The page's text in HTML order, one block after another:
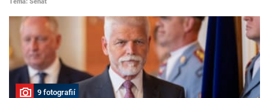
Téma: Senát
9 fotografií